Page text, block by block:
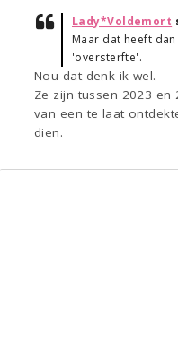
Lady*Voldemort
Maar dat heeft
'oversterfte'.
Nou dat denk ik wel.
Ze zijn tussen 2023
van een te laat
dien.